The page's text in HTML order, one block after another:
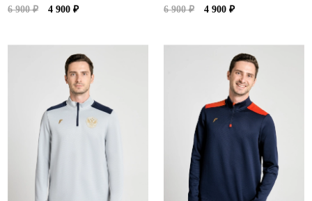
6 900 ₽
4 900 ₽
6 900 ₽
4 900 ₽